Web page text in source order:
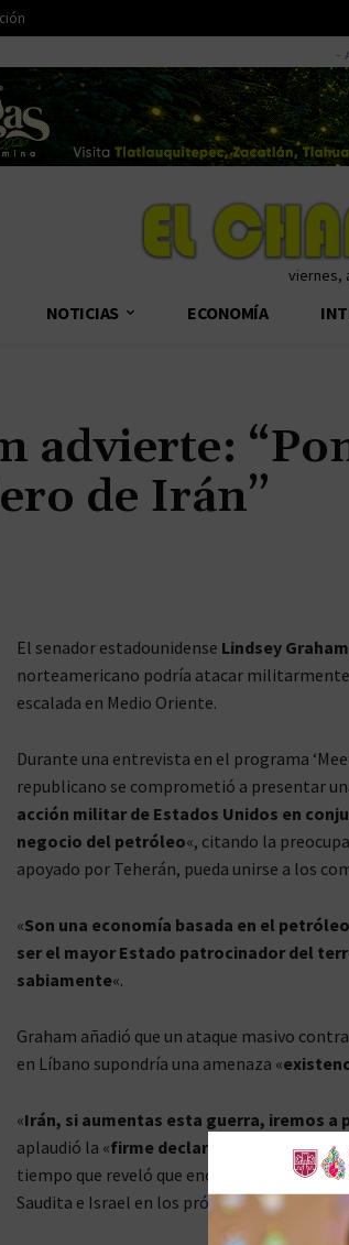
-
viernes,
NOTICIAS ECONOMÍA
advierte:
de Irán”
El senador estadounidense Lindsey Graham
norteamericano podría atacar
escalada en Medio Oriente.
Durante una entrevista en el programa
republicano se comprometió a presentar
acción militar de Estados Unidos en
negocio del petróleo«, citando la
apoyado por Teherán, pueda unirse a los
«Son una economía basada en el petróleo
ser el mayor Estado patrocinador del
sabiamente«.
Graham añadió que un ataque masivo
en Líbano supondría una amenaza «
«Irán, si aumentas esta guerra, iremos a
aplaudió la «firme declaración
» del
tiempo que reveló que encabezará un
Saudita e Israel en los próximos días.